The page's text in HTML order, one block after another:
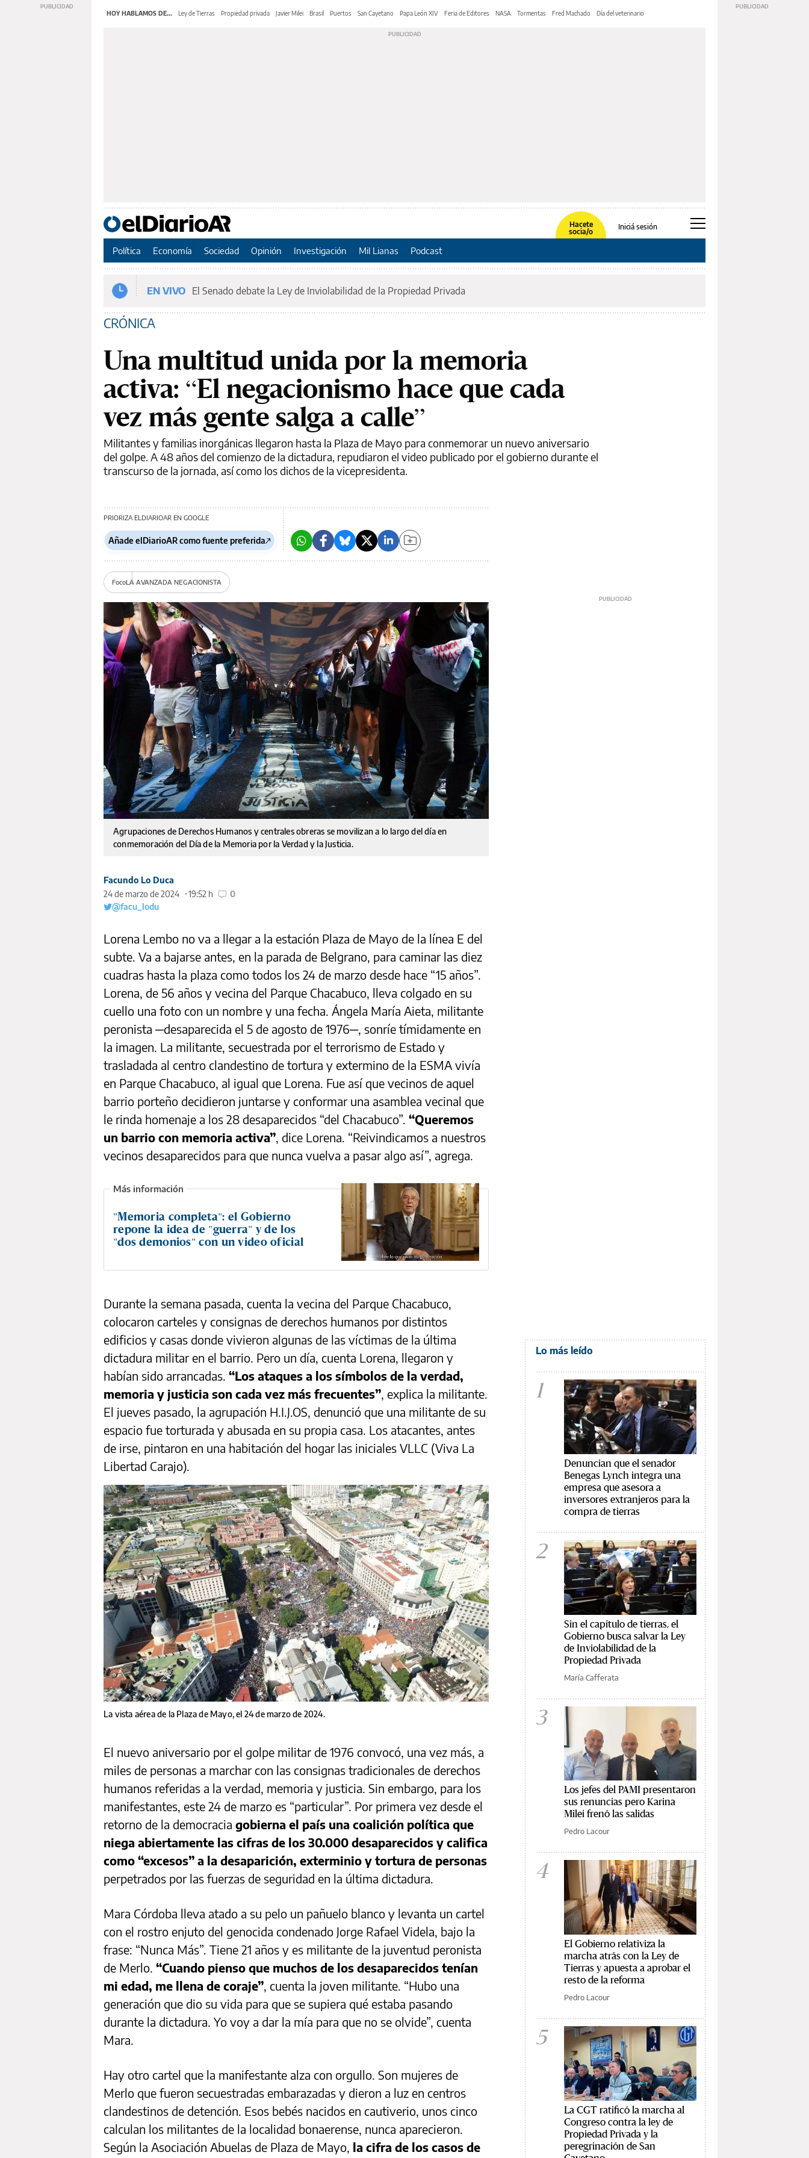
HOY HABLAMOS DE... Ley de Tierras Propiedad privada Javier Milei Brasil Puertos San Cayetano Papa León XIV Feria de Editores NASA Tormentas Fred Machado Día del veterinario
Hacete
socia/o
Iniciá sesión
Política Economía Sociedad Opinión Investigación Mil Lianas Podcast
EN VIVO El Senado debate la Ley de Inviolabilidad de la Propiedad Privada
CRÓNICA
Una multitud unida por la memoria
activa: “El negacionismo hace que cada
vez más gente salga a calle”
Militantes y familias inorgánicas llegaron hasta la Plaza de Mayo para conmemorar un nuevo aniversario
del golpe. A 48 años del comienzo de la dictadura, repudiaron el video publicado por el gobierno durante el
transcurso de la jornada, así como los dichos de la vicepresidenta.
PRIORIZA ELDIARIOAR EN GOOGLE
Añade elDiarioAR como fuente preferida
FocoLA AVANZADA NEGACIONISTA
Agrupaciones de Derechos Humanos y centrales obreras se movilizan a lo largo del día en
conmemoración del Día de la Memoria por la Verdad y la Justicia.
Facundo Lo Duca
24 de marzo de 2024
19:52 h
0
@facu_lodu
Lorena Lembo no va a llegar a la estación Plaza de Mayo de la línea E del
subte. Va a bajarse antes, en la parada de Belgrano, para caminar las diez
cuadras hasta la plaza como todos los 24 de marzo desde hace “15 años”.
Lorena, de 56 años y vecina del Parque Chacabuco, lleva colgado en su
cuello una foto con un nombre y una fecha. Ángela María Aieta, militante
peronista ─desaparecida el 5 de agosto de 1976─, sonríe tímidamente en
la imagen. La militante, secuestrada por el terrorismo de Estado y
trasladada al centro clandestino de tortura y extermino de la ESMA vivía
en Parque Chacabuco, al igual que Lorena. Fue así que vecinos de aquel
barrio porteño decidieron juntarse y conformar una asamblea vecinal que
le rinda homenaje a los 28 desaparecidos “del Chacabuco”. “Queremos
un barrio con memoria activa”, dice Lorena. “Reivindicamos a nuestros
vecinos desaparecidos para que nunca vuelva a pasar algo así”, agrega.
"Memoria completa": el Gobierno
repone la idea de "guerra" y de los
"dos demonios" con un video oficial
Durante la semana pasada, cuenta la vecina del Parque Chacabuco,
colocaron carteles y consignas de derechos humanos por distintos
edificios y casas donde vivieron algunas de las víctimas de la última
dictadura militar en el barrio. Pero un día, cuenta Lorena, llegaron y
habían sido arrancadas. “Los ataques a los símbolos de la verdad,
memoria y justicia son cada vez más frecuentes”, explica la militante.
El jueves pasado, la agrupación H.I.J.OS, denunció que una militante de su
espacio fue torturada y abusada en su propia casa. Los atacantes, antes
de irse, pintaron en una habitación del hogar las iniciales VLLC (Viva La
Libertad Carajo).
La vista aérea de la Plaza de Mayo, el 24 de marzo de 2024.
El nuevo aniversario por el golpe militar de 1976 convocó, una vez más, a
miles de personas a marchar con las consignas tradicionales de derechos
humanos referidas a la verdad, memoria y justicia. Sin embargo, para los
manifestantes, este 24 de marzo es “particular”. Por primera vez desde el
retorno de la democracia gobierna el país una coalición política que
niega abiertamente las cifras de los 30.000 desaparecidos y califica
como “excesos” a la desaparición, exterminio y tortura de personas
perpetrados por las fuerzas de seguridad en la última dictadura.
Mara Córdoba lleva atado a su pelo un pañuelo blanco y levanta un cartel
con el rostro enjuto del genocida condenado Jorge Rafael Videla, bajo la
frase: “Nunca Más”. Tiene 21 años y es militante de la juventud peronista
de Merlo. “Cuando pienso que muchos de los desaparecidos tenían
mi edad, me llena de coraje”, cuenta la joven militante. “Hubo una
generación que dio su vida para que se supiera qué estaba pasando
durante la dictadura. Yo voy a dar la mía para que no se olvide”, cuenta
Mara.
Hay otro cartel que la manifestante alza con orgullo. Son mujeres de
Merlo que fueron secuestradas embarazadas y dieron a luz en centros
clandestinos de detención. Esos bebés nacidos en cautiverio, unos cinco
calculan los militantes de la localidad bonaerense, nunca aparecieron.
Según la Asociación Abuelas de Plaza de Mayo, la cifra de los casos de
Lo más leído
1
Denuncian que el senador
Benegas Lynch integra una
empresa que asesora a
inversores extranjeros para la
compra de tierras
2
Sin el capítulo de tierras, el
Gobierno busca salvar la Ley
de Inviolabilidad de la
Propiedad Privada
María Cafferata
3
Los jefes del PAMI presentaron
sus renuncias pero Karina
Milei frenó las salidas
Pedro Lacour
4
El Gobierno relativiza la
marcha atrás con la Ley de
Tierras y apuesta a aprobar el
resto de la reforma
Pedro Lacour
5
La CGT ratificó la marcha al
Congreso contra la ley de
Propiedad Privada y la
peregrinación de San